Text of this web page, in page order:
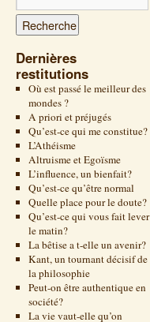
Dernières
restitutions
Où est passé le meilleur des
mondes ?
A priori et préjugés
Qu’est-ce qui me constitue?
L’Athéisme
Altruisme et Egoïsme
L’influence, un bienfait?
Qu’est-ce qu’être normal
Quelle place pour le doute?
Qu’est-ce qui vous fait lever
le matin?
La bêtise a t-elle un avenir?
Kant, un tournant décisif de
la philosophie
Peut-on être authentique en
société?
La vie vaut-elle qu’on